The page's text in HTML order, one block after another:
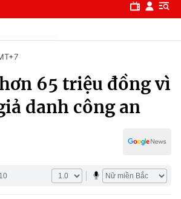
trí
65 triệu đồng vì
danh công an